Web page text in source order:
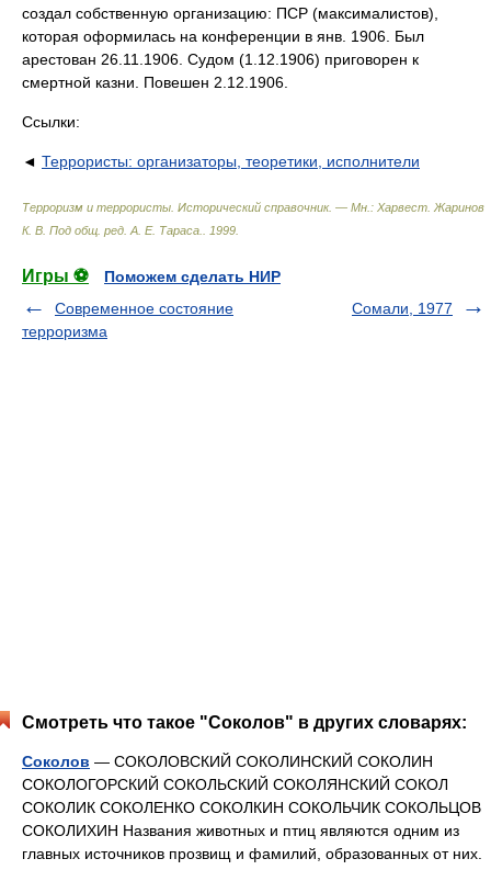
создал собственную организацию: ПСР (максималистов),
которая оформилась на конференции в янв. 1906. Был
арестован 26.11.1906. Судом (1.12.1906) приговорен к
смертной казни. Повешен 2.12.1906.
Ссылки:
◄ Террористы: организаторы, теоретики, исполнители
Терроризм и террористы. Исторический справочник. — Мн.: Харвест Жаринов
К. В. Под общ. ред. А. Е. Тараса.
1999
Игры ⚽
Поможем сделать НИР
Современное состояние
терроризма
Сомали, 1977
Смотреть что такое "Соколов" в других словарях:
Соколов — СОКОЛОВСКИЙ СОКОЛИНСКИЙ СОКОЛИН
СОКОЛОГОРСКИЙ СОКОЛЬСКИЙ СОКОЛЯНСКИЙ СОКОЛ
СОКОЛИК СОКОЛЕНКО СОКОЛКИН СОКОЛЬЧИК СОКОЛЬЦОВ
СОКОЛИХИН Названия животных и птиц являются одним из
главных источников прозвищ и фамилий, образованных от них.